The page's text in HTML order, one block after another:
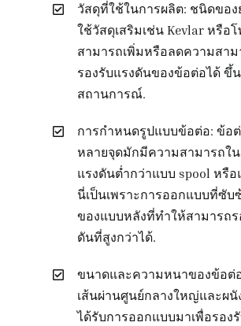
วัสดุที่ใช้ในการผลิต: ชนิดของ
ใช้วัสดุเสริมเช่น Kevlar หรือโ
สามารถเพิ่มหรือลดความสาม
รองรับแรงดันของข้อต่อได้ ขึ้
สถานการณ์.
การกำหนดรูปแบบข้อต่อ: ข้อ
หลายจุดมักมีความสามารถใน
แรงดันต่ำกว่าแบบ spool หรื
นี่เป็นเพราะการออกแบบที่ซั
ของแบบหลังที่ทำให้สามารถร
ดันที่สูงกว่าได้.
ขนาดและความหนาของข้อต่
เส้นผ่านศูนย์กลางใหญ่และผ
ได้รับการออกแบบมาเพื่อรอง